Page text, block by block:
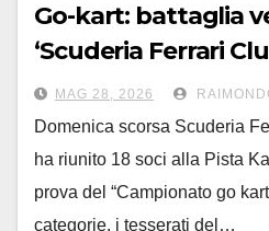
Go-kart: battaglia
‘Scuderia Ferrari
Bosco Marengo
MAG 28, 2026
Domenica scorsa Scuderia
ha riunito 18 soci alla Pista
prova del “Campionato go
categorie, i tesserati del…